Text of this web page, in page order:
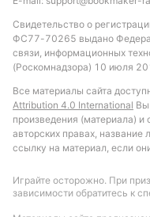
Свидетельство о
ФС77-70265 выдано
связи, информационных
(Роскомнадзора) 10 июля
Все материалы сайта
Attribution 4.0 International Вы
произведения (материала)
авторских правах, название
ссылку на материал, если
Играйте осторожно. При
зависимости обратитесь к